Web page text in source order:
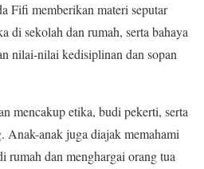
Fifi memberikan materi seputar
di sekolah dan rumah, serta bahaya
nilai-nilai kedisiplinan dan sopan
mencakup etika, budi pekerti, serta
Anak-anak juga diajak memahami
rumah dan menghargai orang tua